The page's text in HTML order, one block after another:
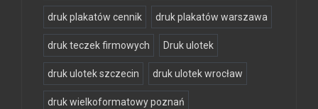
druk plakatów cennik druk plakatów warszawa
druk teczek firmowych Druk ulotek
druk ulotek szczecin druk ulotek wrocław
druk wielkoformatowy poznań